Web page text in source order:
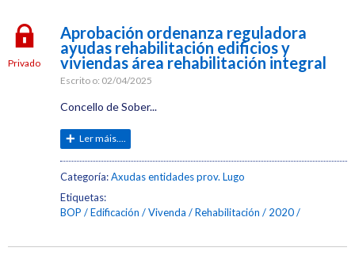
Privado
Aprobación ordenanza reguladora
ayudas rehabilitación edificios y
viviendas área rehabilitación integral
Escrito o: 02/04/2025
Concello de Sober...
Ler máis....
Categoría:Axudas entidades prov. Lugo
Etiquetas:
BOP
Edificación Vivenda Rehabilitación 2020